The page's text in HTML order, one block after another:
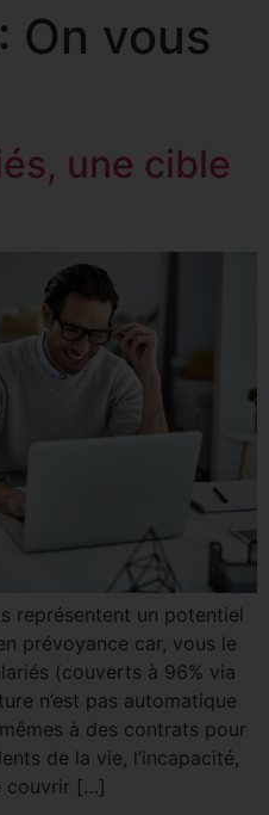
On vous
une cible
représentent un potentiel
prévoyance car, vous le
(couverts à 96% via
n’est pas automatique
à des contrats pour
de la vie, l’incapacité,
couvrir […]